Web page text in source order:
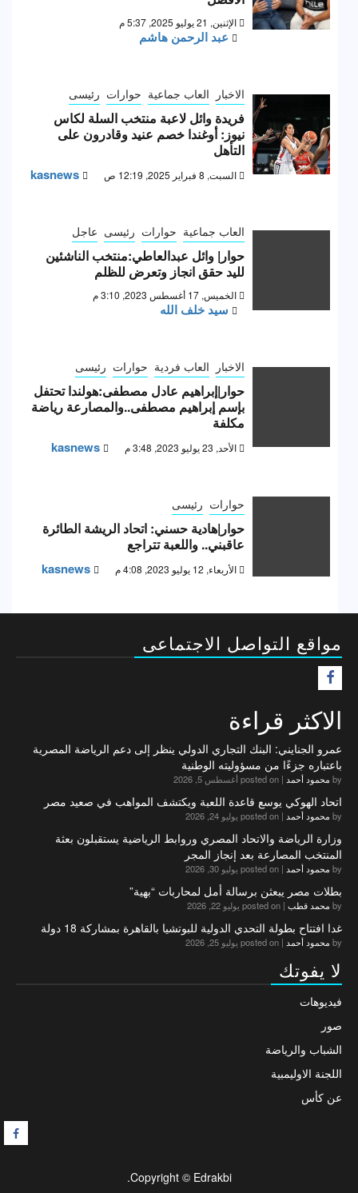
الإثنين, 21 يوليو 2025, 5:37 م
عبد الرحمن هاشم
الاخبار العاب جماعية حوارات رئيسى
فريدة وائل لاعبة منتخب السلة لكاس
نيوز: أوغندا خصم عنيد وقادرون على
التأهل
السبت, 8 فبراير 2025, 12:19 ص kasnews
العاب جماعية حوارات رئيسى عاجل
حوار| وائل عبدالعاطي:منتخب الناشئين
لليد حقق انجاز وتعرض للظلم
الخميس, 17 أغسطس 2023, 3:10 م
سيد خلف الله
الاخبار العاب فردية حوارات رئيسى
حوار|إبراهيم عادل مصطفى:هولندا تحتفل
بإسم إبراهيم مصطفى..والمصارعة رياضة
مكلفة
الأحد, 23 يوليو 2023, 3:48 م kasnews
حوارات رئيسى
حوار|هادية حسني: اتحاد الريشة الطائرة
عاقبني.. واللعبة تتراجع
الأربعاء, 12 يوليو 2023, 4:08 م kasnews
مواقع التواصل الاجتماعى
الاكثر قراءة
عمرو الجنايني: البنك التجاري الدولي ينظر إلى دعم الرياضة المصرية
باعتباره جزءًا من مسؤوليته الوطنية
by محمود أحمد | posted on أغسطس 5, 2026
اتحاد الهوكي يوسع قاعدة اللعبة ويكتشف المواهب في صعيد مصر
by محمود أحمد | posted on يوليو 24, 2026
وزارة الرياضة والاتحاد المصري وروابط الرياضية يستقبلون بعثة
المنتخب المصارعة بعد إنجاز المجر
by محمود أحمد | posted on يوليو 30, 2026
بطلات مصر يبعثن برسالة أمل لمحاربات “بهية”
by محمد قطب | posted on يوليو 22, 2026
غدا افتتاح بطولة التحدي الدولية للبوتشيا بالقاهرة بمشاركة 18 دولة
by محمود أحمد | posted on يوليو 25, 2026
لا يفوتك
فيديوهات
صور
الشباب والرياضة
اللجنة الاوليمبية
عن كأس
F
Copyright © Edrakbi.